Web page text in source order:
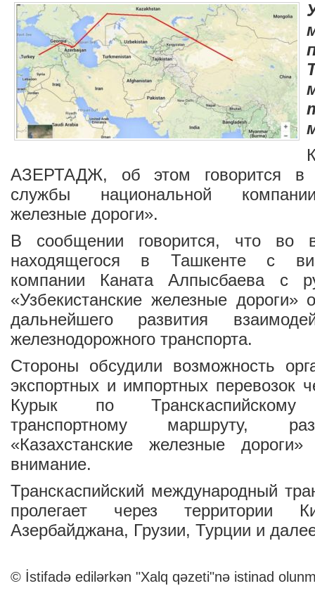
АЗЕРТАДЖ, об этом говорится в
службы национальной
железные дороги».
В сообщении говорится, что во
находящегося в Ташкенте с
компании Каната Алпысбаева с
«Узбекистанские железные дороги»
дальнейшего развития
железнодорожного транспорта.
Стороны обсудили возможность
экспортных и импортных перевозок
Курык по Транскаспийскому
транспортному маршруту,
«Казахстанские железные
внимание.
Транскаспийский международный
пролегает через территории
Азербайджана, Грузии, Турции и
© İstifadə edilərkən "Xalq qəzeti"nə istinad